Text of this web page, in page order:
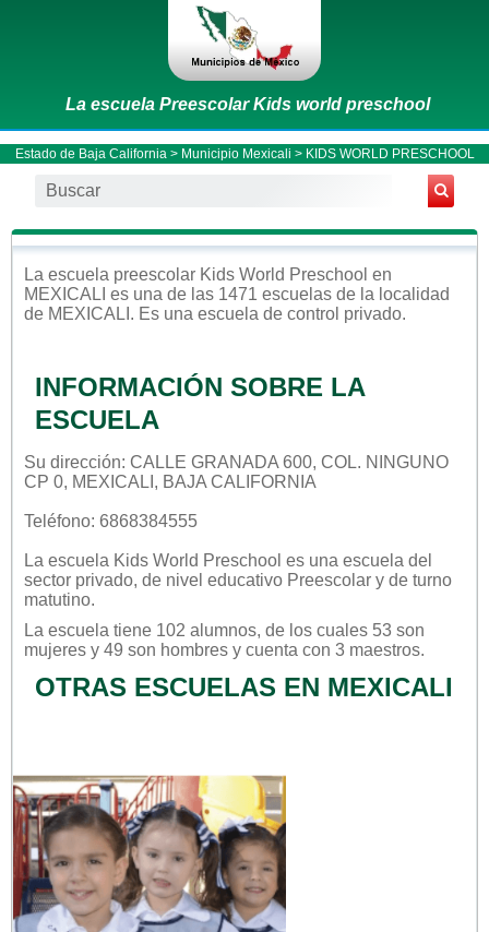
La escuela Preescolar Kids world preschool
Estado de Baja California > Municipio Mexicali > KIDS WORLD PRESCHOOL
La escuela preescolar Kids World Preschool en
MEXICALI es una de las 1471 escuelas de la localidad
de MEXICALI . Es una escuela de control privado.
INFORMACIÓN SOBRE LA
ESCUELA
Su dirección: CALLE GRANADA 600, COL. NINGUNO
CP 0, MEXICALI, BAJA CALIFORNIA
Teléfono: 6868384555
La escuela Kids World Preschool es una escuela del
sector privado, de nivel educativo Preescolar y de turno
matutino.
La escuela tiene 102 alumnos, de los cuales 53 son
mujeres y 49 son hombres y cuenta con 3 maestros.
OTRAS ESCUELAS EN MEXICALI